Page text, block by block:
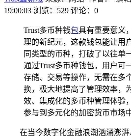
19:00:03 浏览：529 评论：0
Trust多币种钱包具有重要意义
理的新纪元，这款钱包能让用
同类型的币种，打破了以往单
通过Trust多币种钱包，用户可
存储、交易等操作，无需在多
换，极大地提高了管理效率，
效、集成化的多币种管理体验
参与到多元化的加密货币市场中
在当今数字化金融浪潮汹涌澎